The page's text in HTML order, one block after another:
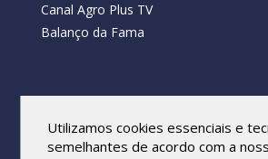
Canal Agro Plus TV
Balanço da Fama
Todos os direitos
Reprodução no todo ou em parte sob
sem expressa autorização por escrito do
Utilizamos cookies essenciais e
semelhantes de acordo com a